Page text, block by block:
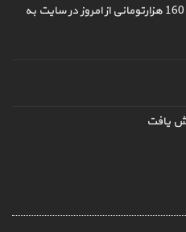
تمام قیمتهای روغن بر اساس ارز آزاد 160 هزارتومانی از امروز در سایت به
یافت